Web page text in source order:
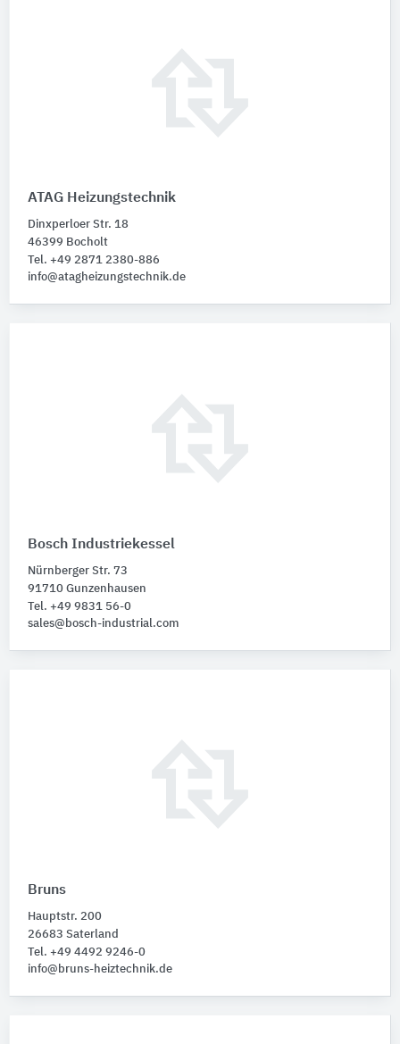
ATAG Heizungstechnik
Dinxperloer Str. 18
46399 Bocholt
Tel. +49 2871 2380-886
info@atagheizungstechnik.de
Bosch Industriekessel
Nürnberger Str. 73
91710 Gunzenhausen
Tel. +49 9831 56-0
sales@bosch-industrial.com
Bruns
Hauptstr. 200
26683 Saterland
Tel. +49 4492 9246-0
info@bruns-heiztechnik.de